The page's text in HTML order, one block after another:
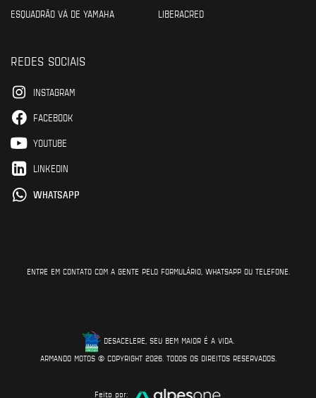
ESQUADRÃO VÁ DE YAMAHA LIBERACRED
REDES SOCIAIS
INSTAGRAM
FACEBOOK
YOUTUBE
LINKEDIN
WHATSAPP
ENTRE EM CONTATO COM A GENTE PELO FORMULÁRIO, WHATSAPP OU TELEFONE.
DESACELERE, SEU BEM MAIOR É A VIDA.
ARMANDO MOTOS © COPYRIGHT 2026. TODOS OS DIREITOS RESERVADOS.
Feito por: